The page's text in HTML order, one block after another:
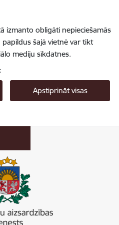
izmanto obligāti nepieciešamās
šajā vietnē var tikt
mediju sīkdatnes.
Apstiprināt visas